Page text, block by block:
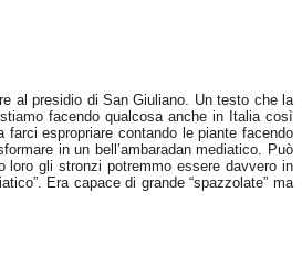
al presidio di San Giuliano. Un testo che la
facendo qualcosa anche in Italia così
espropriare contando le piante facendo
in un bell’ambaradan mediatico. Può
loro gli stronzi potremmo essere davvero in
Era capace di grande “spazzolate” ma